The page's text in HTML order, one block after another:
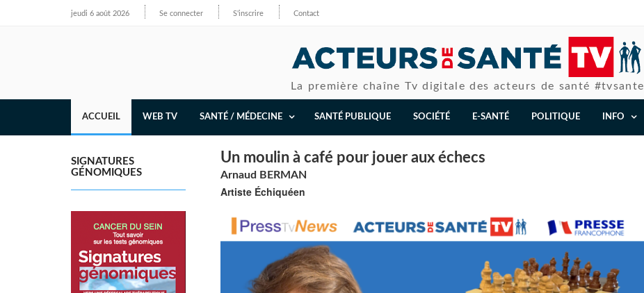
jeudi 6 août 2026 Se connecter S'inscrire Contact
La première chaîne Tv digitale des acteurs de santé #tvsante
ACCUEIL WEB TV SANTÉ / MÉDECINE SANTÉ PUBLIQUE SOCIÉTÉ E-SANTÉ POLITIQUE INFO
SIGNATURES
GÉNOMIQUES
Un moulin à café pour jouer aux échecs
Arnaud BERMAN
Artiste Échiquéen